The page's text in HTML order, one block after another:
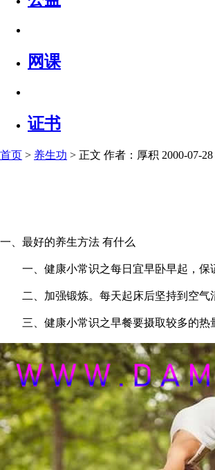
网课
证书
首页 > 养生功 > 正文 作者：厚积 2000-07-28
一、最好的养生方法 有什么
一、健康小常识之每日宜早卧早起，保
二、加强锻炼。每天起床后坚持到空气
三、健康小常识之早餐要摄取较多的热